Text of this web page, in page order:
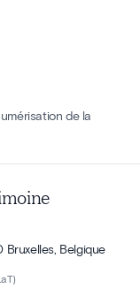
de la
Bruxelles, Belgique